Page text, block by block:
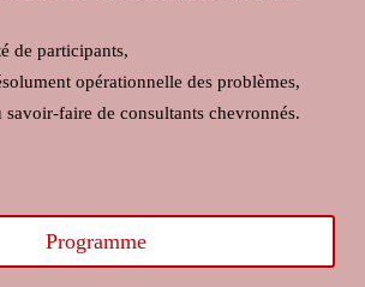
de participants,
opérationnelle des problèmes,
savoir-faire de consultants chevronnés.
Programme